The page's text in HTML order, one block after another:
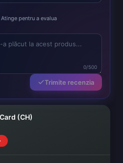
Atinge pentru a evalua
0/500
Trimite recenzia
(CH)